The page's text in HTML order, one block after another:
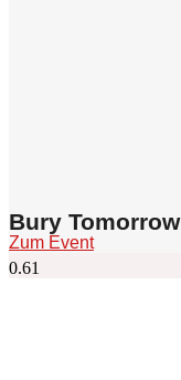
Bury Tomorrow
Zum Event